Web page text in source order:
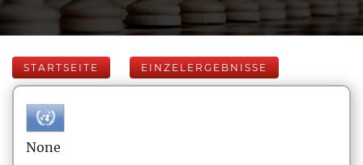
STARTSEITE EINZELERGEBNISSE
None